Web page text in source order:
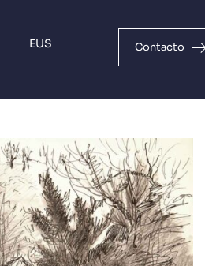
EUS Contacto